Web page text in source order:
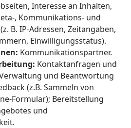
Interesse an Inhalten,
, Kommunikations- und
B. IP-Adressen, Zeitangaben,
Einwilligungsstatus).
Kommunikationspartner.
Kontaktanfragen und
und Beantwortung
(z.B. Sammeln von
Formular); Bereitstellung
und